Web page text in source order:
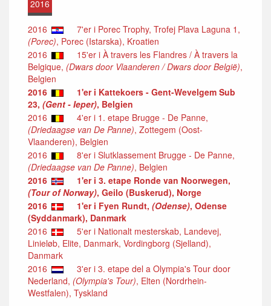
2016
2016
7'er i Porec Trophy, Trofej Plava Laguna 1,
(Porec), Porec (Istarska), Kroatien
2016
15'er i À travers les Flandres / À travers la
Belgique, (Dwars door Vlaanderen / Dwars door België),
Belgien
2016
1'er i Kattekoers - Gent-Wevelgem Sub
23, (Gent - Ieper), Belgien
2016
4'er i 1. etape Brugge - De Panne,
(Driedaagse van De Panne), Zottegem (Oost-
Vlaanderen), Belgien
2016
8'er i Slutklassement Brugge - De Panne,
(Driedaagse van De Panne), Belgien
2016
1'er i 3. etape Ronde van Noorwegen,
(Tour of Norway), Geilo (Buskerud), Norge
2016
1'er i Fyen Rundt, (Odense), Odense
(Syddanmark), Danmark
2016
5'er i Nationalt mesterskab, Landevej,
Linieløb, Elite, Danmark, Vordingborg (Sjelland),
Danmark
2016
3'er i 3. etape del a Olympia's Tour door
Nederland, (Olympia's Tour), Elten (Nordrhein-
Westfalen), Tyskland